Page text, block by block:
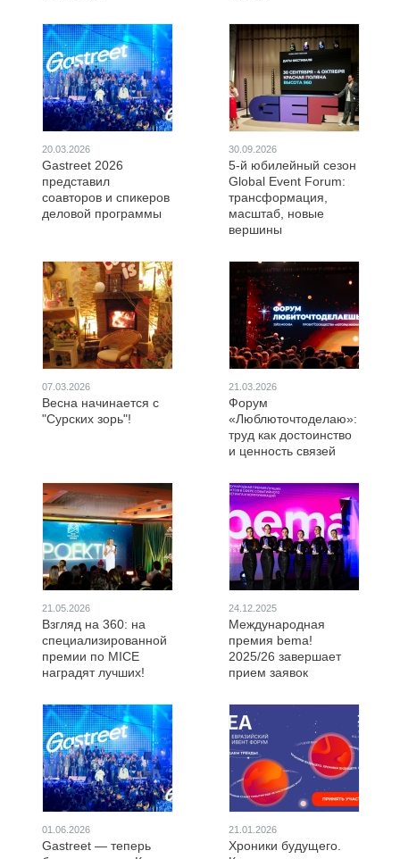
20.03.2026
Gastreet 2026
представил
соавторов и спикеров
деловой программы
30.09.2026
5-й юбилейный сезон
Global Event Forum:
трансформация,
масштаб, новые
вершины
07.03.2026
Весна начинается с
"Сурских зорь"!
21.03.2026
Форум
«Люблюточтоделаю»:
труд как достоинство
и ценность связей
21.05.2026
Взгляд на 360: на
специализированной
премии по MICE
наградят лучших!
24.12.2025
Международная
премия bema!
2025/26 завершает
прием заявок
01.06.2026
Gastreet — теперь
21.01.2026
Хроники будущего.